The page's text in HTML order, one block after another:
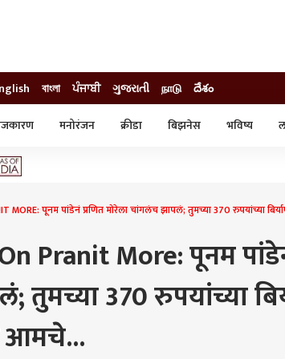
বাংলা ਪੰਜਾਬੀ ગુજરાતી நாடு దేశం
मनोरंजन क्रीडा बिझनेस भविष्य
MORE: पूनम पांडेनं प्रणित मोरेला चांगलंच झापलं; तुमच्या 370 रुपयांच्या
Pranit More: पूनम
370 रुपयांच्या
आमचे...